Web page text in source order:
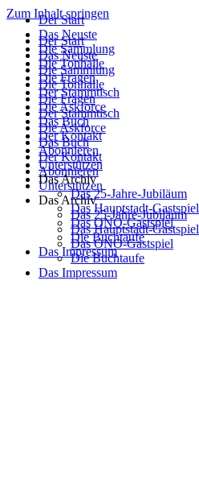
Zum Inhalt springen
Der Start
Das Neuste
Die Sammlung
Die Tonhalle
Die Fragen
Der Stammtisch
Die Askforce
Das Buch
Der Kontakt
Abonnieren
Unterstützen
Das Archiv
Das 25-Jahre-Jubiläum
Das Hauptstadt-Gastspiel
Das ONO-Gastspiel
Die Buchtaufe
Das Impressum
Der Start
Das Neuste
Die Sammlung
Die Tonhalle
Die Fragen
Der Stammtisch
Die Askforce
Das Buch
Der Kontakt
Abonnieren
Unterstützen
Das Archiv
Das 25-Jahre-Jubiläum
Das Hauptstadt-Gastspiel
Das ONO-Gastspiel
Die Buchtaufe
Das Impressum